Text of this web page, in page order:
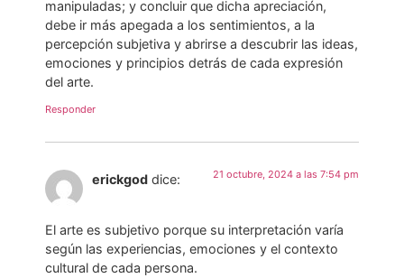
manipuladas; y concluir que dicha apreciación,
debe ir más apegada a los sentimientos, a la
percepción subjetiva y abrirse a descubrir las ideas,
emociones y principios detrás de cada expresión
del arte.
Responder
erickgod dice: 21 octubre, 2024 a las 7:54 pm
El arte es subjetivo porque su interpretación varía
según las experiencias, emociones y el contexto
cultural de cada persona.